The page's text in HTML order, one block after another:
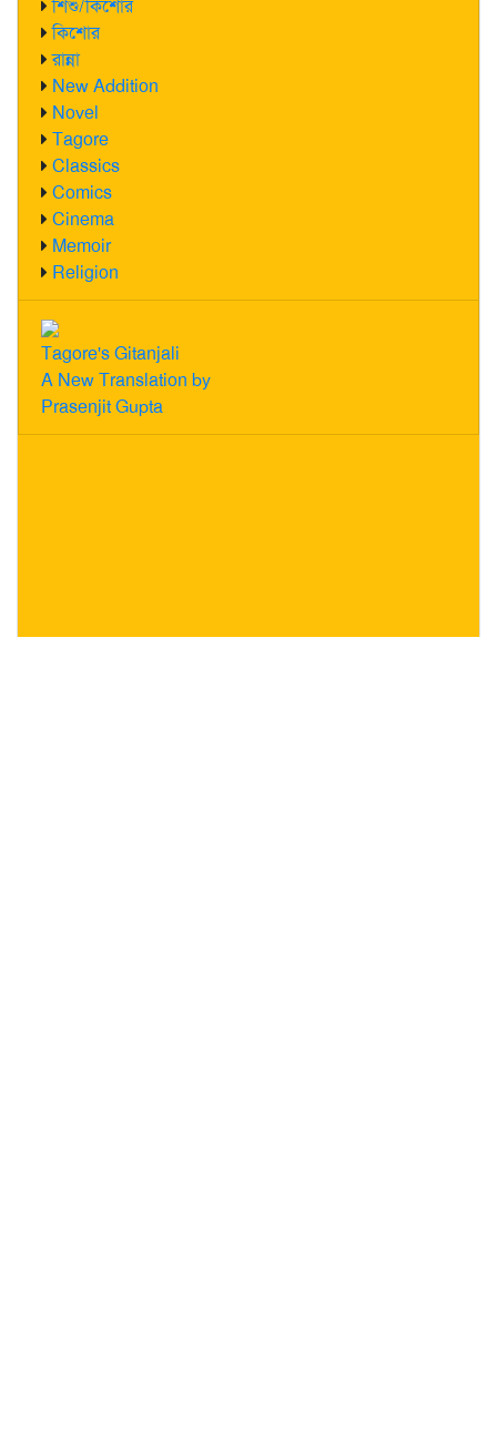
শিশু/কিশোর
কিশোর
রান্না
New Addition
Novel
Tagore
Classics
Comics
Cinema
Memoir
Religion
Tagore's Gitanjali
A New Translation by
Prasenjit Gupta